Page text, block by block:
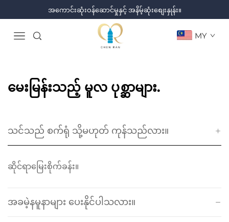
အကောင်းဆုံးဝန်ဆောင်မှုနှင့် အနိမ့်ဆုံးစျေးနှုန်း။
MY
မေးမြန်းသည့် မူလ ပုစ္ဆာများ.
သင်သည် စက်ရုံ သို့မဟုတ် ကုန်သည်လား။
ဆိုင်ရာမြေးစိုက်ခန်း။
အခမဲ့နမူနာများ ပေးနိုင်ပါသလား။